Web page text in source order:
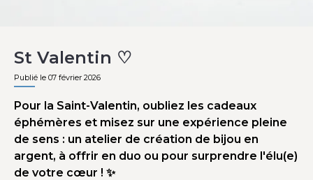
St Valentin ♡
Publié le 07 février 2026
​​Pour la Saint-Valentin, oubliez les cadeaux
éphémères et misez sur une expérience pleine
de sens : un atelier de création de bijou en
argent, à offrir en duo ou pour surprendre l'élu(e)
de votre cœur ! ✨